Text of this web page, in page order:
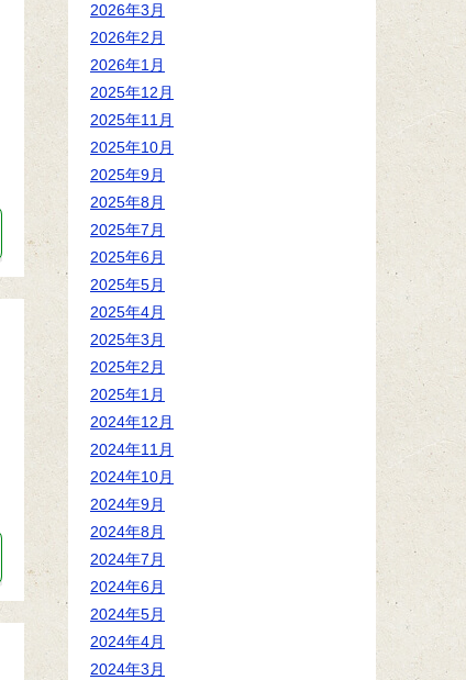
2026年3月
2026年2月
2026年1月
2025年12月
2025年11月
2025年10月
2025年9月
2025年8月
2025年7月
2025年6月
2025年5月
2025年4月
2025年3月
2025年2月
2025年1月
2024年12月
2024年11月
2024年10月
2024年9月
2024年8月
2024年7月
2024年6月
2024年5月
2024年4月
2024年3月